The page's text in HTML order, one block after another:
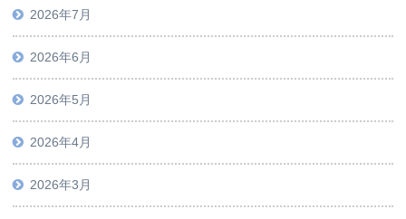
2026年7月
2026年6月
2026年5月
2026年4月
2026年3月